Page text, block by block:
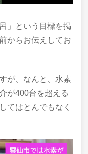
」という目標を掲
からお伝えしてお
が、なんと、水素
が400台を超える
てはとんでもなく